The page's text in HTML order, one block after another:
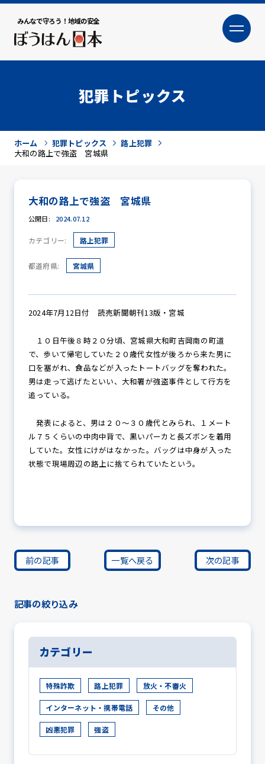
みんなで守ろう！地域の安全
大
防犯活動ニュース
防犯パトロール
防犯セミナー
防犯協力会について
犯罪トピックス
ホーム 犯罪トピックス
路上犯罪
大和の路上で強盗 宮城県
大和の路上で強盗 宮城県
公開日: 2024.07.12
カテゴリー: 路上犯罪
都道府県: 宮城県
2024年7月12日付 読売新聞朝刊13版・宮城
１０日午後８時２０分頃、宮城県大和町吉岡南の町道
で、歩いて帰宅していた２０歳代女性が後ろから来た男に
口を塞がれ、食品などが入ったトートバッグを奪われた。
男は走って逃げたといい、大和署が強盗事件として行方を
追っている。
発表によると、男は２０～３０歳代とみられ、１メート
ル７５くらいの中肉中背で、黒いパーカと長ズボンを着用
していた。女性にけがはなかった。バッグは中身が入った
状態で現場周辺の路上に捨てられていたという。
前の記事 一覧へ戻る 次の記事
記事の絞り込み
カテゴリー
特殊詐欺 路上犯罪 放火・不審火
インターネット・携帯電話 その他
凶悪犯罪 強盗